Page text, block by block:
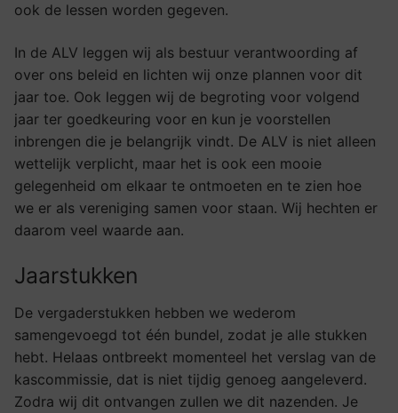
ook de lessen worden gegeven.
In de ALV leggen wij als bestuur verantwoording af
over ons beleid en lichten wij onze plannen voor dit
jaar toe. Ook leggen wij de begroting voor volgend
jaar ter goedkeuring voor en kun je voorstellen
inbrengen die je belangrijk vindt. De ALV is niet alleen
wettelijk verplicht, maar het is ook een mooie
gelegenheid om elkaar te ontmoeten en te zien hoe
we er als vereniging samen voor staan. Wij hechten er
daarom veel waarde aan.
Jaarstukken
De vergaderstukken hebben we wederom
samengevoegd tot één bundel, zodat je alle stukken
hebt. Helaas ontbreekt momenteel het verslag van de
kascommissie, dat is niet tijdig genoeg aangeleverd.
Zodra wij dit ontvangen zullen we dit nazenden. Je